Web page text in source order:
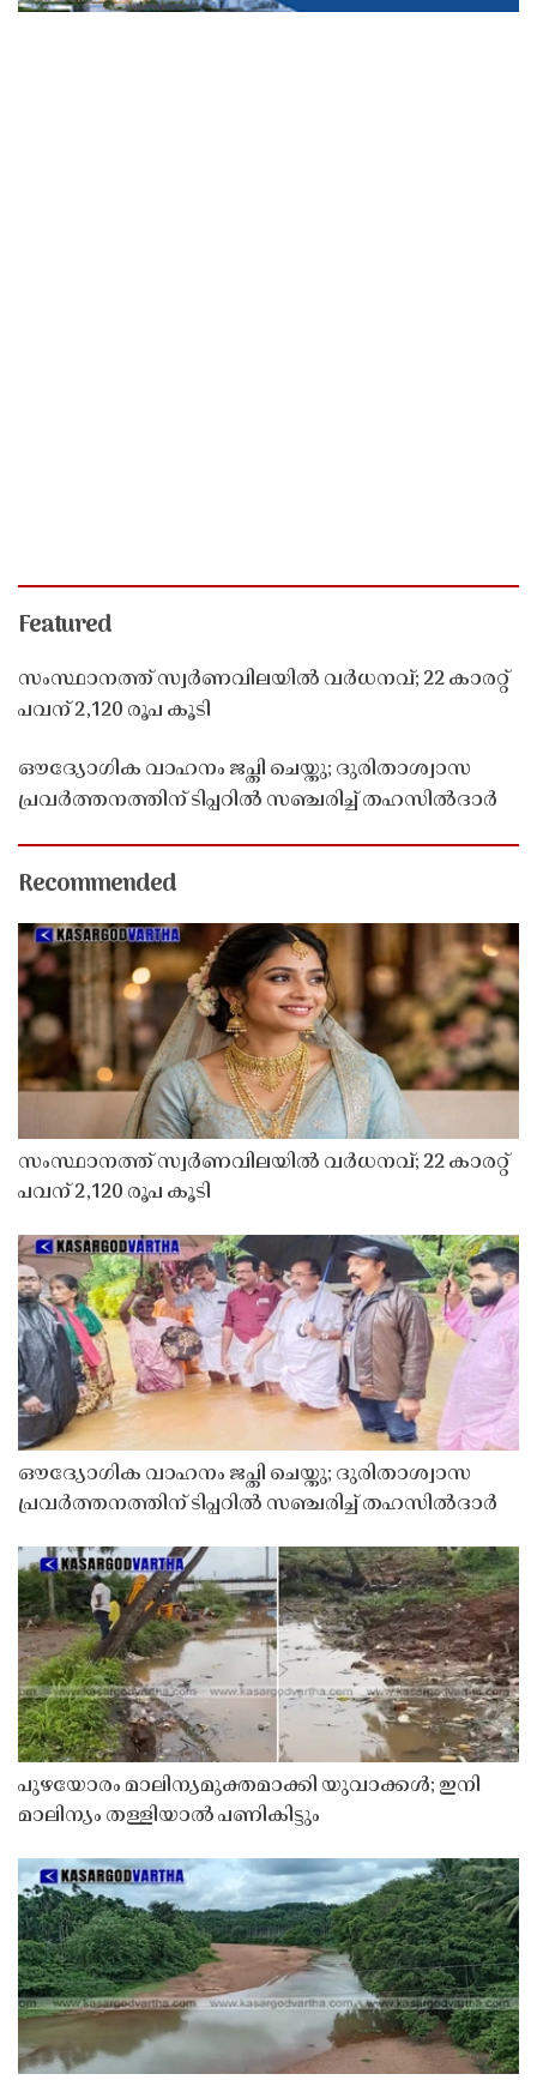
Featured
സംസ്ഥാനത്ത് സ്വർണവിലയിൽ വർധനവ്; 22 കാരറ്റ്
പവന് 2,120 രൂപ കൂടി
ഔദ്യോഗിക വാഹനം ജപ്തി ചെയ്തു; ദുരിതാശ്വാസ
പ്രവർത്തനത്തിന് ടിപ്പറിൽ സഞ്ചരിച്ച് തഹസിൽദാർ
Recommended
സംസ്ഥാനത്ത് സ്വർണവിലയിൽ വർധനവ്; 22 കാരറ്റ്
പവന് 2,120 രൂപ കൂടി
ഔദ്യോഗിക വാഹനം ജപ്തി ചെയ്തു; ദുരിതാശ്വാസ
പ്രവർത്തനത്തിന് ടിപ്പറിൽ സഞ്ചരിച്ച് തഹസിൽദാർ
പുഴയോരം മാലിന്യമുക്തമാക്കി യുവാക്കൾ; ഇനി
മാലിന്യം തള്ളിയാൽ പണികിട്ടും